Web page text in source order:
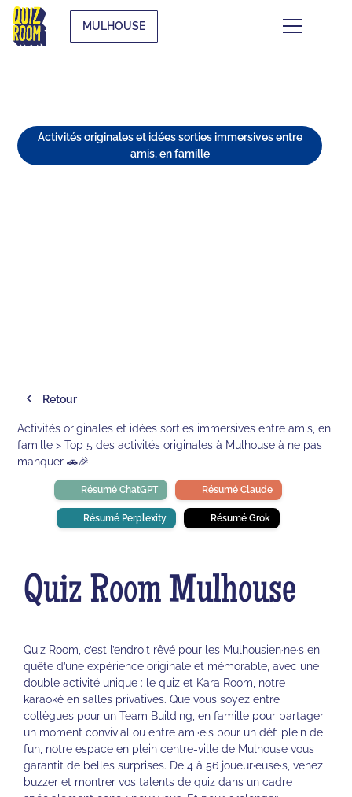
MULHOUSE
Activités originales et idées sorties immersives entre
amis, en famille
Retour
Activités originales et idées sorties immersives entre amis, en
famille > Top 5 des activités originales à Mulhouse à ne pas
manquer 🚗🎉
Résumé ChatGPT Résumé Claude
Résumé Perplexity Résumé Grok
Quiz Room Mulhouse
Quiz Room, c’est l’endroit rêvé pour les Mulhousien·ne·s en
quête d’une expérience originale et mémorable, avec une
double activité unique : le quiz et Kara Room, notre
karaoké en salles privatives. Que vous soyez entre
collègues pour un Team Building, en famille pour partager
un moment convivial ou entre ami·e·s pour un défi plein de
fun, notre espace en plein centre-ville de Mulhouse vous
garantit de belles surprises. De 4 à 56 joueur·euse·s, venez
buzzer et montrer vos talents de quiz dans un cadre